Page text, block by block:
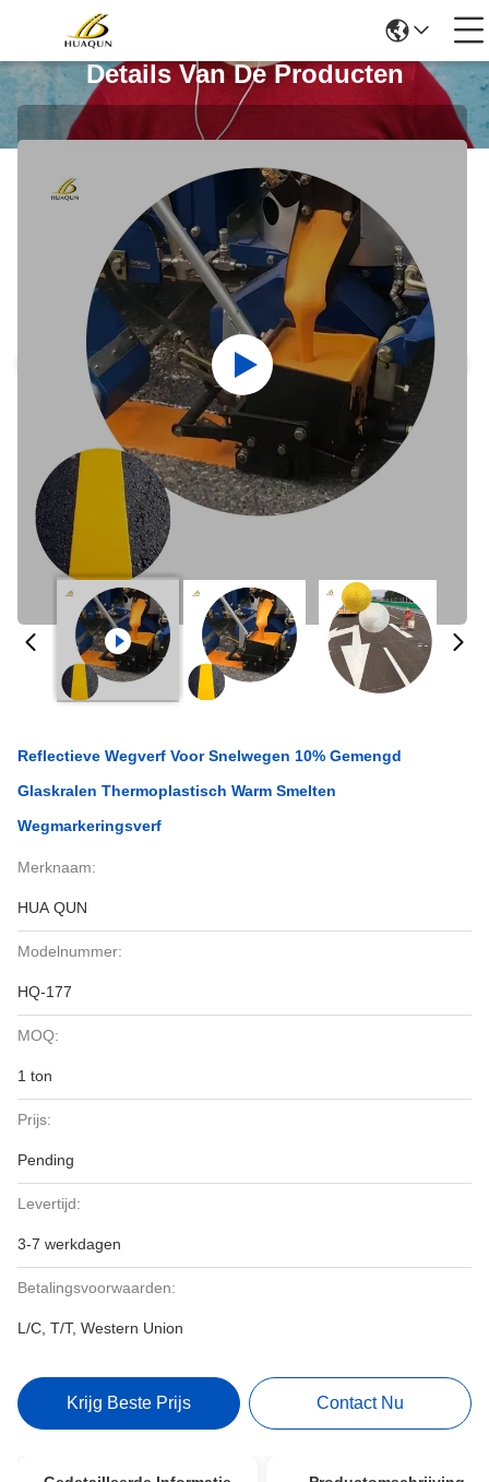
Details Van De Producten
Reflectieve Wegverf Voor Snelwegen 10% Gemengd
Glaskralen Thermoplastisch Warm Smelten
Wegmarkeringsverf
Merknaam:
HUA QUN
Modelnummer:
HQ-177
MOQ:
1 ton
Prijs:
Pending
Levertijd:
3-7 werkdagen
Betalingsvoorwaarden:
L/C, T/T, Western Union
Krijg Beste Prijs Contact Nu